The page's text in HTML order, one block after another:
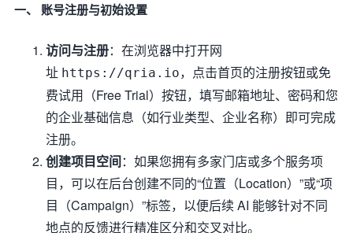
一、 账号注册与初始设置
访问与注册：在浏览器中打开网
址 https://qria.io，点击首页的注册按钮或免
费试用（Free Trial）按钮，填写邮箱地址、密码和您
的企业基础信息（如行业类型、企业名称）即可完成
注册。
创建项目空间：如果您拥有多家门店或多个服务项
目，可以在后台创建不同的“位置（Location）”或“项
目（Campaign）”标签，以便后续 AI 能够针对不同
地点的反馈进行精准区分和交叉对比。